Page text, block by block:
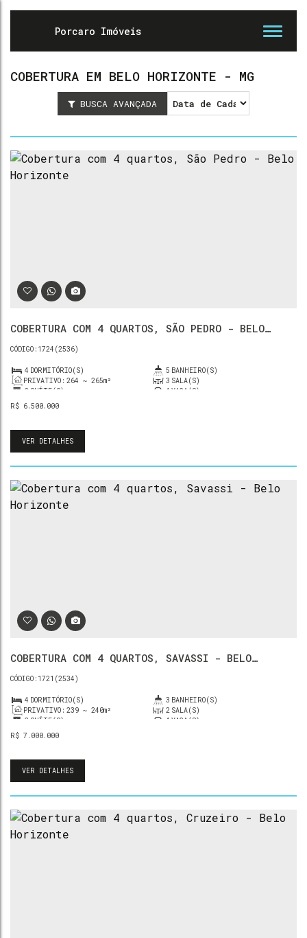
COBERTURA EM BELO HORIZONTE - MG
BUSCA AVANÇADA
COBERTURA COM 4 QUARTOS, SÃO PEDRO - BELO
R$ 6.500.000
1724 (2536)
4 DORMITÓRIO(S) 5 BANHEIRO(S)
PRIVATIVO: 264 ~ 265m² 3 SALA(S)
2 SUÍTE(S) 4 VAGA(S)
VER DETALHES
COBERTURA COM 4 QUARTOS, SAVASSI - BELO
R$ 7.000.000
1721 (2534)
4 DORMITÓRIO(S) 3 BANHEIRO(S)
PRIVATIVO: 239 ~ 240m² 2 SALA(S)
3 SUÍTE(S) 4 VAGA(S)
VER DETALHES